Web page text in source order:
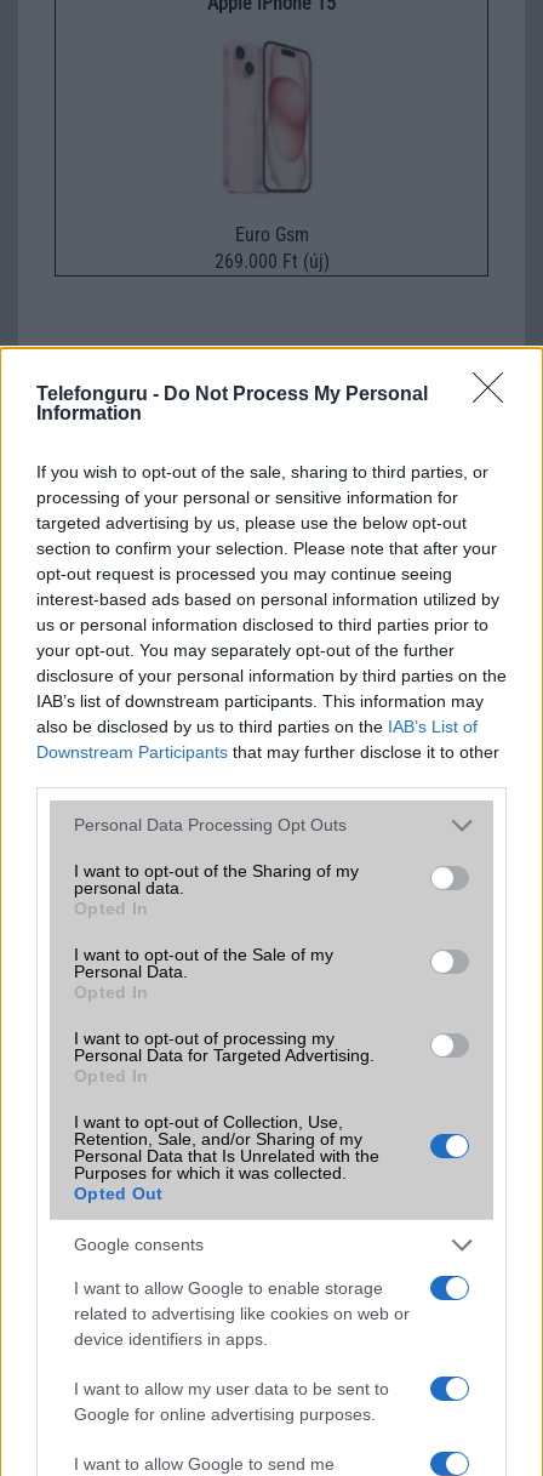
Telefonguru - Do Not Process My Personal
Information
If you wish to opt-out of the sale, sharing to third parties, or
processing of your personal or sensitive information for
targeted advertising by us, please use the below opt-out
section to confirm your selection. Please note that after your
opt-out request is processed you may continue seeing
interest-based ads based on personal information utilized by
us or personal information disclosed to third parties prior to
your opt-out. You may separately opt-out of the further
disclosure of your personal information by third parties on the
IAB’s list of downstream participants. This information may
also be disclosed by us to third parties on the IAB’s List of
Downstream Participants that may further disclose it to other
Please note that this website/app uses one or more Google
not limited to your visit or usage behaviour. You may click to
grant or deny consent to Google and its third-party tags to
use your data for below specified purposes in below Google
consent section.
Personal Data Processing Opt Outs
I want to opt-out of the Sharing of my
personal data.
Opted In
I want to opt-out of the Sale of my
Personal Data.
Opted In
I want to opt-out of processing my
Personal Data for Targeted Advertising.
Opted In
I want to opt-out of Collection, Use,
Retention, Sale, and/or Sharing of my
Personal Data that Is Unrelated with the
Purposes for which it was collected.
Opted Out
Google consents
I want to allow Google to enable storage
related to advertising like cookies on web or
device identifiers in apps.
I want to allow my user data to be sent to
Google for online advertising purposes.
I want to allow Google to send me
Euro Gsm
269.000 Ft (új)
Számos népszerű Samsung Galaxy
készülék kimarad a One UI 9
modellekről
2026.06.30| Phone Arena
A One UI 9 érkezése új mesterséges intelligencia-
funkciókat és továbbfejlesztett kezelőfelületet hoz,
azonban több korábbi csúcskategóriás és középkategóriás
Galaxy készülék számára ez lesz az út vége.
iPhone 18 bemutató dátum - ekkor
rántja le a leplet az Apple az új
csúcsmobilokról
2026.06.29| Phone Arena
A szeptemberi eseményen az iPhone 18 Pro modellek
mellett a régóta pletykált hajlítható iPhone Ultra is
bemutatkozhat, miközben az áremelésekről szóló
találgatások továbbra is beárnyékolják a rajtot.
Az Android rejtett automatizmusai: hat
funkció, amely észrevétlenül könnyíti
2026.06.14| Android Police
Sok felhasználó külön alkalmazásokra esküszik, pedig az
amelyek maguktól dolgoznak a háttérben.
megváltoztatja a mobilhasználatot –
sokan mégsem tudnak róla
2026.07.12| Android Central
Az Edge Panel az egyik leghasznosabb funkció, amely
miközben a Pixel telefonokból továbbra is hiányzik.
KAPCSOLÓDÓ HÍREK
Összeolvad a OnePlus és a Realme – új korszak kezdődik